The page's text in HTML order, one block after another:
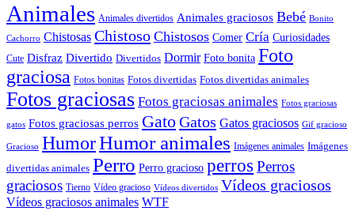
Animales Animales divertidos Animales graciosos Bebé Bonito
Cachorro Chistosas Chistoso Chistosos Comer Cría Curiosidades
Cute Disfraz Divertido Divertidos Dormir Foto bonita Foto
graciosa Fotos bonitas Fotos divertidas Fotos divertidas animales
Fotos graciosas Fotos graciosas animales Fotos graciosas
gatos Fotos graciosas perros GatoGatos Gatos graciosos Gif gracioso
Gracioso HumorHumor animales Imágenes animales Imágenes
divertidas animales Perro Perro gracioso perros Perros
graciosos Tierno Vídeo gracioso Vídeos divertidos Vídeos graciosos
Vídeos graciosos animales WTF